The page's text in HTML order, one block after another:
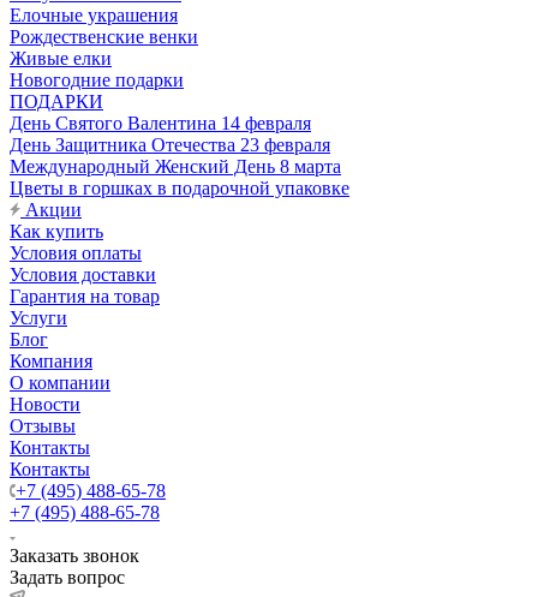
Елочные украшения
Рождественские венки
Живые елки
Новогодние подарки
ПОДАРКИ
День Святого Валентина 14 февраля
День Защитника Отечества 23 февраля
Международный Женский День 8 марта
Цветы в горшках в подарочной упаковке
Акции
Как купить
Условия оплаты
Условия доставки
Гарантия на товар
Услуги
Блог
Компания
О компании
Новости
Отзывы
Контакты
Контакты
+7 (495) 488-65-78
+7 (495) 488-65-78
Заказать звонок
Задать вопрос